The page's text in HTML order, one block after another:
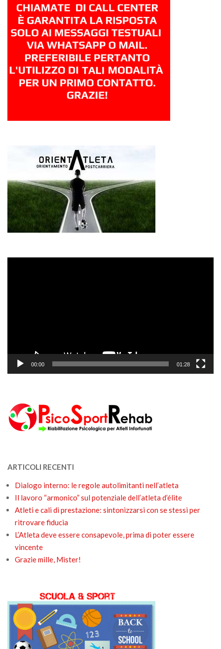
00:00 01:28
ARTICOLI RECENTI
Dialogo interno: le regole autolimitanti nell’atleta
Il lavoro “armonico” sul potenziale dell’atleta d’élite
Atleti e cali di prestazione: sintonizzarsi con se stessi per
ritrovare fiducia
L’Atleta deve essere consapevole, prima di poter essere
vincente
Grazie mille, Mister!